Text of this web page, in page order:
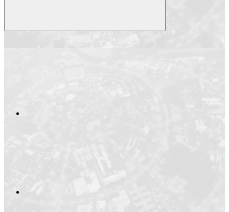
Compartilhar